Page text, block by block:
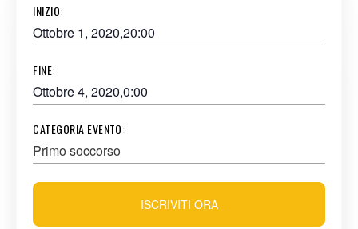
INIZIO:
Ottobre 1, 2020,20:00
FINE:
Ottobre 4, 2020,0:00
CATEGORIA EVENTO:
Primo soccorso
ISCRIVITI ORA